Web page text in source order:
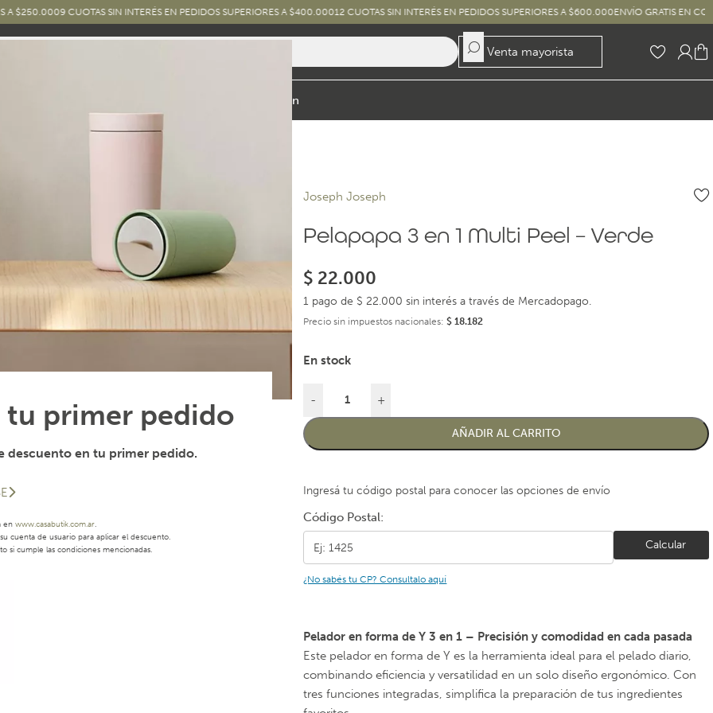
tu primer pedido
descuento en tu primer pedido.
en www.casabutik.com.ar.
cuenta de usuario para aplicar el descuento.
si cumple las condiciones mencionadas.
9 CUOTAS SIN INTERÉS EN PEDIDOS SUPERIORES A $400.00012 CUOTAS SIN INTERÉS EN PEDIDOS SUPERIORES A $600.000ENVÍO GRATIS EN COMPRAS
Venta mayorista
Inspiración
Joseph Joseph
Pelapapa 3 en 1 Multi Peel – Verde
$ 22.000
1 pago de $ 22.000 sin interés a través de Mercadopago.
Precio sin impuestos nacionales:$ 18.182
En stock
- +
AÑADIR AL CARRITO
Ingresá tu código postal para conocer las opciones de envío
Código Postal:
Calcular
¿No sabés tu CP? Consultalo aquí
Pelador en forma de Y 3 en 1 – Precisión y comodidad en cada pasada
Este pelador en forma de Y es la herramienta ideal para el pelado diario,
combinando eficiencia y versatilidad en un solo diseño ergonómico. Con
tres funciones integradas, simplifica la preparación de tus ingredientes